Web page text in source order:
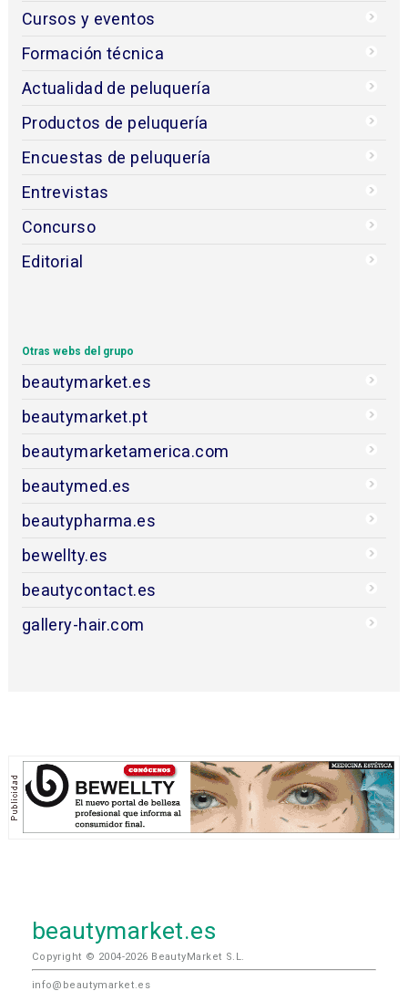
Cursos y eventos
Formación técnica
Actualidad de peluquería
Productos de peluquería
Encuestas de peluquería
Entrevistas
Concurso
Editorial
Otras webs del grupo
beautymarket.es
beautymarket.pt
beautymarketamerica.com
beautymed.es
beautypharma.es
bewellty.es
beautycontact.es
gallery-hair.com
beautymarket.es
Copyright © 2004-2026 BeautyMarket S.L.
info@beautymarket.es